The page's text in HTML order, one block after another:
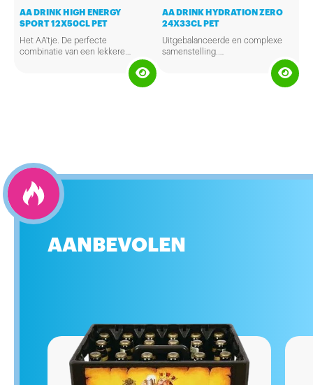
AA DRINK HIGH ENERGY
SPORT 12X50CL PET
Het AA'tje. De perfecte
combinatie van een lekkere
boost voor zowel na als voor het
AA DRINK HYDRATION ZERO
24X33CL PET
Uitgebalanceerde en complexe
samenstelling.
(energievoorraad) in je spieren
maximaal aan, ruim voor of net na
AANBEVOLEN